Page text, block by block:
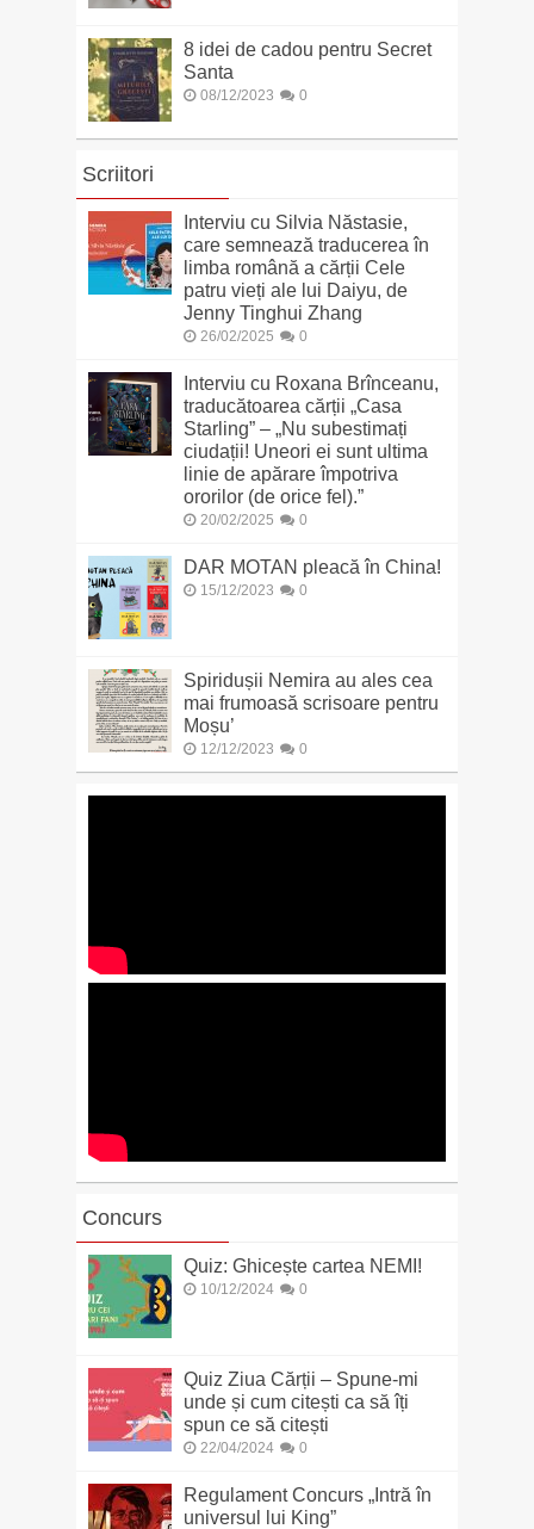
8 idei de cadou pentru Secret
Santa
08/12/2023 0
Scriitori
Interviu cu Silvia Năstasie,
care semnează traducerea în
limba română a cărții Cele
patru vieți ale lui Daiyu, de
Jenny Tinghui Zhang
26/02/2025 0
Interviu cu Roxana Brînceanu,
traducătoarea cărții „Casa
Starling” – „Nu subestimați
ciudații! Uneori ei sunt ultima
linie de apărare împotriva
ororilor (de orice fel).”
20/02/2025 0
DAR MOTAN pleacă în China!
15/12/2023 0
Spiridușii Nemira au ales cea
mai frumoasă scrisoare pentru
Moșu’
12/12/2023 0
Concurs
Quiz: Ghicește cartea NEMI!
10/12/2024 0
Quiz Ziua Cărții – Spune-mi
unde și cum citești ca să îți
spun ce să citești
22/04/2024 0
Regulament Concurs „Intră în
universul lui King”